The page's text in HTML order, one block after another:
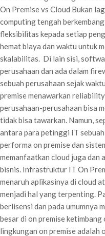
On Premise vs Cloud Bukan
computing tengah
fleksibilitas kepada setiap
hemat biaya dan waktu untuk
skalabilitas. Di lain sisi,
perusahaan dan ada dalam
sebuah perusahaan sejak
premise menawarkan
perusahaan-perusahaan bisa
tidak bisa tawarkan. Namun,
antara para petinggi IT
performa on premise dan
memanfaatkan cloud juga dan
bisnis. Infrastruktur IT On
menaruh aplikasinya di cloud
menjadi hal yang terpenting.
berlisensi dan pada umumnya
besar di on premise
lingkungan on premise adalah